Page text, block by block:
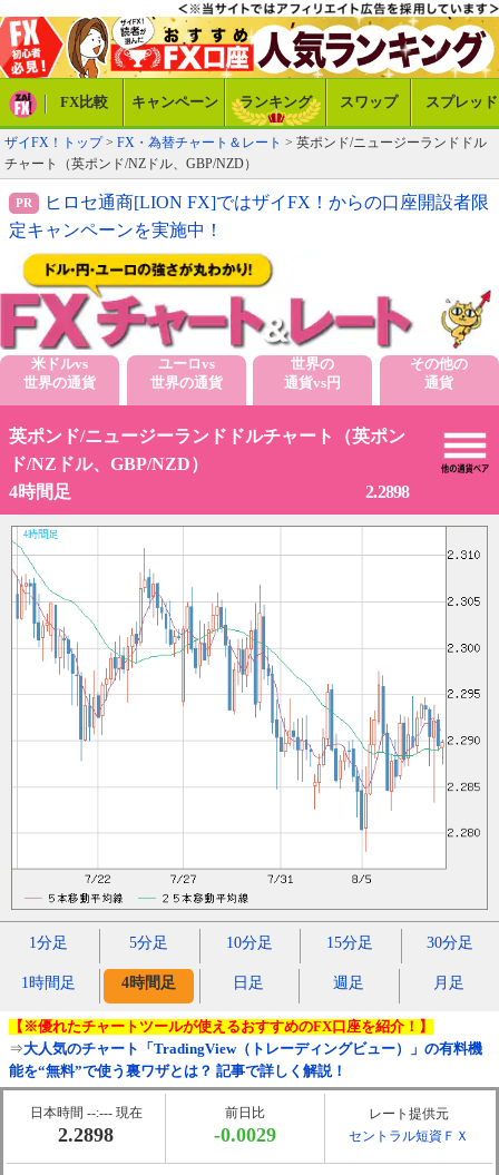
FX比較 キャンペーン ランキング スワップ スプレッド
ザイFX！トップ> FX・為替チャート＆レート > 英ポンド/ニュージーランドドル
チャート（英ポンド/NZドル、GBP/NZD）
ヒロセ通商[LION FX]ではザイFX！からの口座開設者限
定キャンペーンを実施中！
米ドルvs
世界の通貨
ユーロvs
世界の通貨
世界の
通貨vs円
その他の
通貨
英ポンド/ニュージーランドドルチャート（英ポン
ド/NZドル、GBP/NZD）
4時間足
2.2898
1分足 5分足 10分足 15分足 30分足
1時間足 4時間足 日足 週足 月足
【※優れたチャートツールが使えるおすすめのFX口座を紹介！】
⇒大人気のチャート「TradingView（トレーディングビュー）」の有料機
能を“無料”で使う裏ワザとは？ 記事で詳しく解説！
日本時間 --:--- 現在
2.2898
前日比
-0.0029
レート提供元
セントラル短資ＦＸ